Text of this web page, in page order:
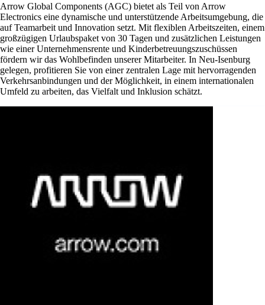
Arrow Global Components (AGC) bietet als Teil von Arrow
Electronics eine dynamische und unterstützende Arbeitsumgebung, die
auf Teamarbeit und Innovation setzt. Mit flexiblen Arbeitszeiten, einem
großzügigen Urlaubspaket von 30 Tagen und zusätzlichen Leistungen
wie einer Unternehmensrente und Kinderbetreuungszuschüssen
fördern wir das Wohlbefinden unserer Mitarbeiter. In Neu-Isenburg
gelegen, profitieren Sie von einer zentralen Lage mit hervorragenden
Verkehrsanbindungen und der Möglichkeit, in einem internationalen
Umfeld zu arbeiten, das Vielfalt und Inklusion schätzt.